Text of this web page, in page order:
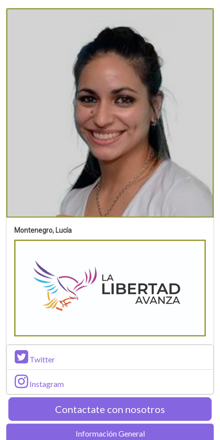
Montenegro, Lucía
Twitter
Instagram
Contactate con nosotros
Información General